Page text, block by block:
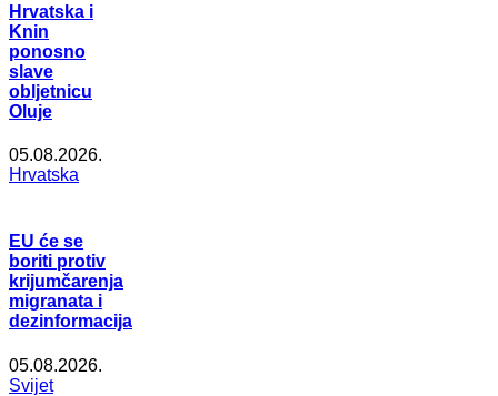
Hrvatska i
Knin
ponosno
slave
obljetnicu
Oluje
05.08.2026.
Hrvatska
EU će se
boriti protiv
krijumčarenja
migranata i
dezinformacija
05.08.2026.
Svijet